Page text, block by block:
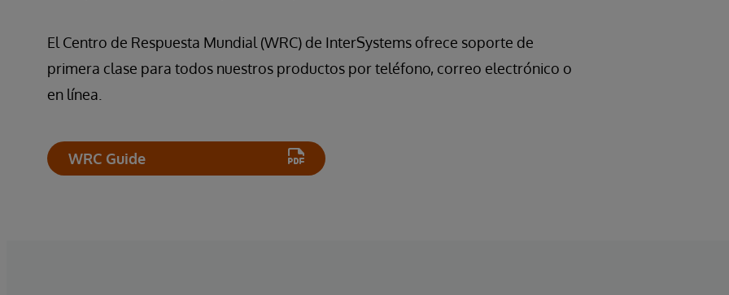
El Centro de Respuesta Mundial (WRC) de InterSystems ofrece soporte de
primera clase para todos nuestros productos por teléfono, correo electrónico o
en línea.
WRC Guide